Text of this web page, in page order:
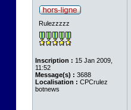
Rulezzzzz
Inscription : 15 Jan 2009,
11:52
Message(s) : 3688
Localisation : CPCrulez
botnews